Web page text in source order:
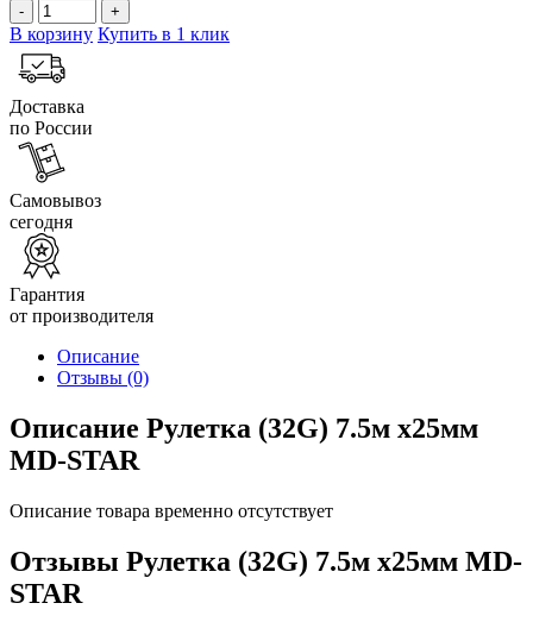
- +
В корзину Купить в 1 клик
Доставка
по России
Самовывоз
сегодня
Гарантия
от производителя
Описание
Отзывы (0)
Описание Рулетка (32G) 7.5м х25мм
MD-STAR
Описание товара временно отсутствует
Отзывы Рулетка (32G) 7.5м х25мм MD-
STAR